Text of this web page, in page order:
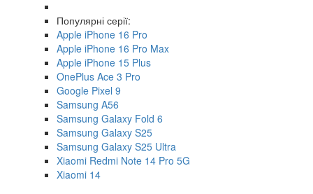
Популярні серії:
Apple iPhone 16 Pro
Apple iPhone 16 Pro Max
Apple iPhone 15 Plus
OnePlus Ace 3 Pro
Google Pixel 9
Samsung A56
Samsung Galaxy Fold 6
Samsung Galaxy S25
Samsung Galaxy S25 Ultra
Xiaomi Redmi Note 14 Pro 5G
Xiaomi 14